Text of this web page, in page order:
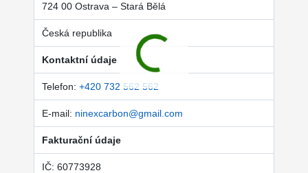
724 00 Ostrava – Stará Bělá
Česká republika
Kontaktní údaje
Telefon: +420 732 562 562
E-mail: ninexcarbon@gmail.com
Fakturační údaje
IČ: 60773928